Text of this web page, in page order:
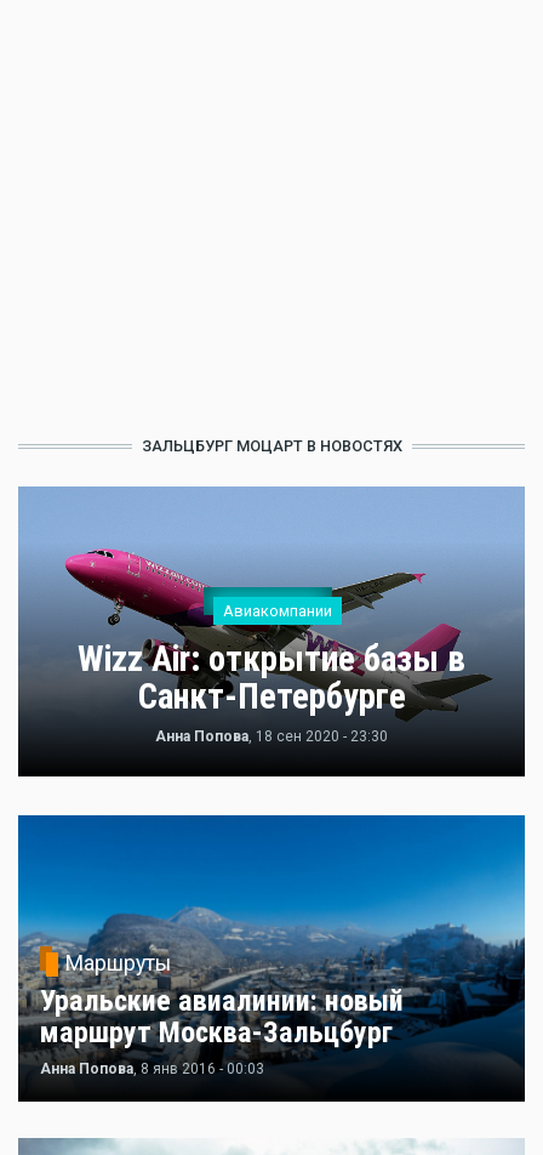
ЗАЛЬЦБУРГ МОЦАРТ В НОВОСТЯХ
Авиакомпании
Wizz Air: открытие базы в
Санкт-Петербурге
Анна Попова, 18 сен 2020 - 23:30
Маршруты
Уральские авиалинии: новый
маршрут Москва-Зальцбург
Анна Попова, 8 янв 2016 - 00:03